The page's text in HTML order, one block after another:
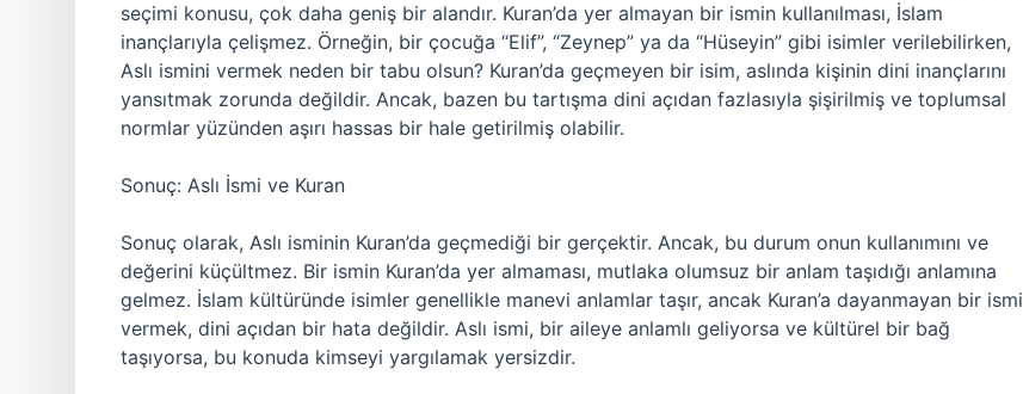
seçimi konusu, çok daha geniş bir alandır. Kuran’da yer almayan bir ismin kullanılması, İslam
inançlarıyla çelişmez. Örneğin, bir çocuğa “Elif”, “Zeynep” ya da “Hüseyin” gibi isimler verilebilirken,
Aslı ismini vermek neden bir tabu olsun? Kuran’da geçmeyen bir isim, aslında kişinin dini inançlarını
yansıtmak zorunda değildir. Ancak, bazen bu tartışma dini açıdan fazlasıyla şişirilmiş ve toplumsal
normlar yüzünden aşırı hassas bir hale getirilmiş olabilir.
Sonuç: Aslı İsmi ve Kuran
Sonuç olarak, Aslı isminin Kuran’da geçmediği bir gerçektir. Ancak, bu durum onun kullanımını ve
değerini küçültmez. Bir ismin Kuran’da yer almaması, mutlaka olumsuz bir anlam taşıdığı anlamına
gelmez. İslam kültüründe isimler genellikle manevi anlamlar taşır, ancak Kuran’a dayanmayan bir ismi
vermek, dini açıdan bir hata değildir. Aslı ismi, bir aileye anlamlı geliyorsa ve kültürel bir bağ
taşıyorsa, bu konuda kimseyi yargılamak yersizdir.